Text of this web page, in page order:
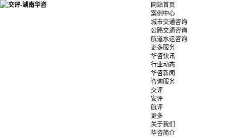
网站首页
案例中心
城市交通咨询
公路交通咨询
航道水运咨询
更多服务
华咨快讯
行业动态
华咨新闻
咨询服务
交评
安评
航评
更多
关于我们
华咨简介